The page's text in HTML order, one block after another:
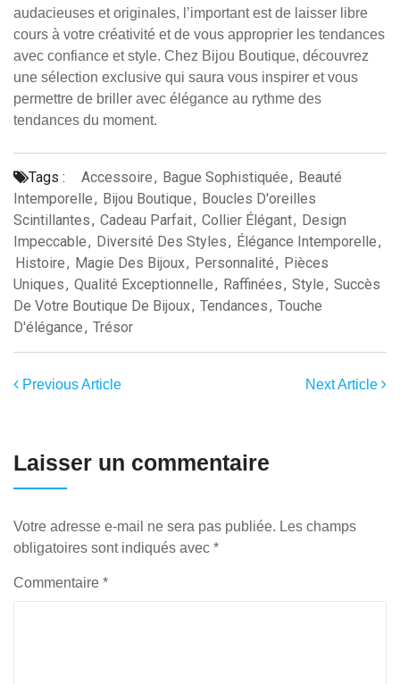
audacieuses et originales, l’important est de laisser libre
cours à votre créativité et de vous approprier les tendances
avec confiance et style. Chez Bijou Boutique, découvrez
une sélection exclusive qui saura vous inspirer et vous
permettre de briller avec élégance au rythme des
tendances du moment.
Tags : Accessoire, Bague Sophistiquée, Beauté
Intemporelle, Bijou Boutique, Boucles D'oreilles
Scintillantes, Cadeau Parfait, Collier Élégant, Design
Impeccable, Diversité Des Styles, Élégance Intemporelle,
Histoire, Magie Des Bijoux, Personnalité, Pièces
Uniques, Qualité Exceptionnelle, Raffinées, Style, Succès
De Votre Boutique De Bijoux, Tendances, Touche
D'élégance, Trésor
Previous Article Next Article
Laisser un commentaire
Votre adresse e-mail ne sera pas publiée. Les champs
obligatoires sont indiqués avec *
Commentaire *